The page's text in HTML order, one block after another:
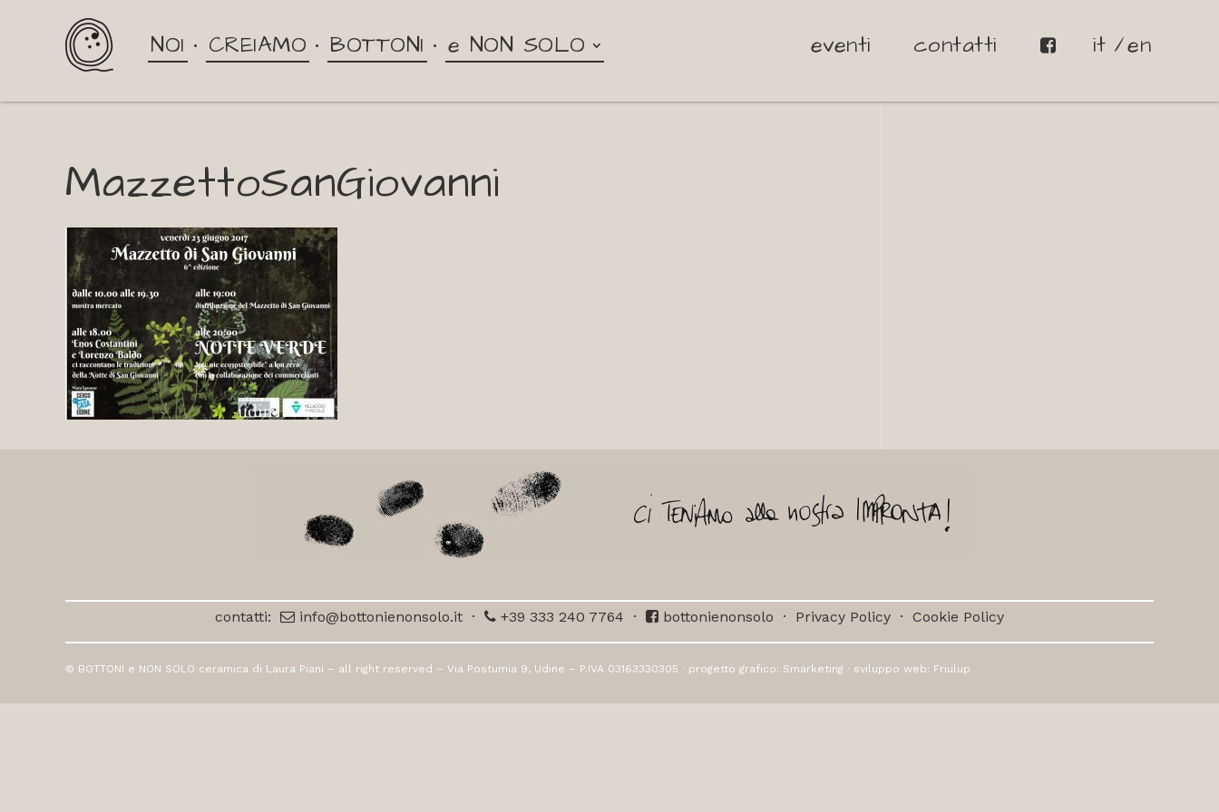
NOI CREIAMO BOTTONI e NON SOLO eventi contatti it en
MazzettoSanGiovanni
contatti: info@bottonienonsolo.it · +39 333 240 7764 · bottonienonsolo · Privacy Policy · Cookie Policy
© BOTTONI e NON SOLO ceramica di Laura Piani – all right reserved – Via Postumia 9, Udine – P.IVA 03163330305 · progetto grafico: Smarketing · sviluppo web: Friulup